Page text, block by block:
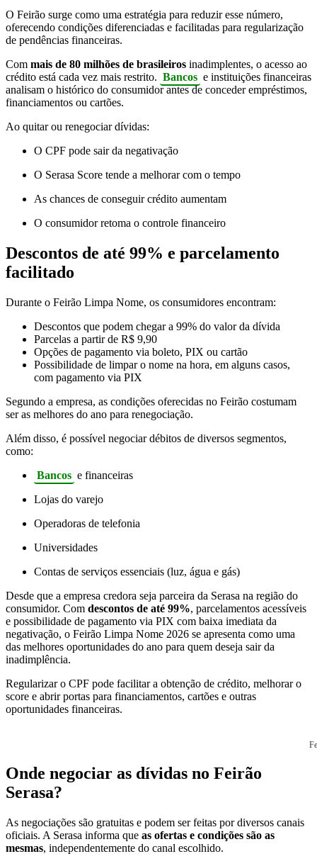
O Feirão surge como uma estratégia para reduzir esse número,
oferecendo condições diferenciadas e facilitadas para regularização
de pendências financeiras.
Com mais de 80 milhões de brasileiros inadimplentes, o acesso ao
crédito está cada vez mais restrito. Bancos e instituições financeiras
analisam o histórico do consumidor antes de conceder empréstimos,
financiamentos ou cartões.
Ao quitar ou renegociar dívidas:
O CPF pode sair da negativação
O Serasa Score tende a melhorar com o tempo
As chances de conseguir crédito aumentam
O consumidor retoma o controle financeiro
Descontos de até 99% e parcelamento
facilitado
Durante o Feirão Limpa Nome, os consumidores encontram:
Descontos que podem chegar a 99% do valor da dívida
Parcelas a partir de R$ 9,90
Opções de pagamento via boleto, PIX ou cartão
Possibilidade de limpar o nome na hora, em alguns casos,
com pagamento via PIX
Segundo a empresa, as condições oferecidas no Feirão costumam
ser as melhores do ano para renegociação.
Além disso, é possível negociar débitos de diversos segmentos,
como:
Bancos e financeiras
Lojas do varejo
Operadoras de telefonia
Universidades
Contas de serviços essenciais (luz, água e gás)
Desde que a empresa credora seja parceira da Serasa na região do
consumidor. Com descontos de até 99%, parcelamentos acessíveis
e possibilidade de pagamento via PIX com baixa imediata da
negativação, o Feirão Limpa Nome 2026 se apresenta como uma
das melhores oportunidades do ano para quem deseja sair da
inadimplência.
Regularizar o CPF pode facilitar a obtenção de crédito, melhorar o
score e abrir portas para financiamentos, cartões e outras
oportunidades financeiras.
Onde negociar as dívidas no Feirão
Serasa?
As negociações são gratuitas e podem ser feitas por diversos canais
oficiais. A Serasa informa que as ofertas e condições são as
mesmas, independentemente do canal escolhido.